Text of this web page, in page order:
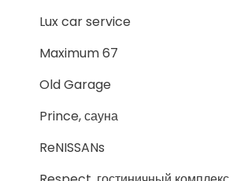
Lux car service
Maximum 67
Old Garage
Prince, сауна
ReNISSANs